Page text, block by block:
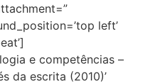
left’
e competências –
da escrita (2010)’